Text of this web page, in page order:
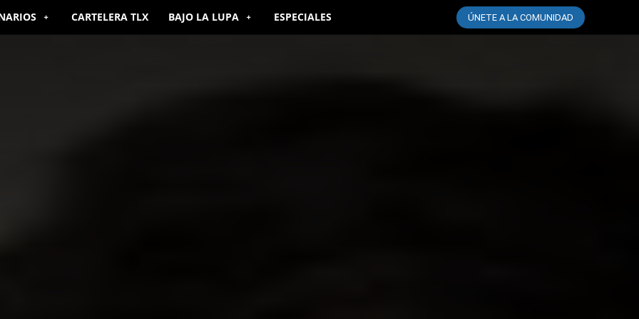
CARTELERA TLX BAJO LA LUPA ESPECIALES ÚNETE A LA COMUNIDAD